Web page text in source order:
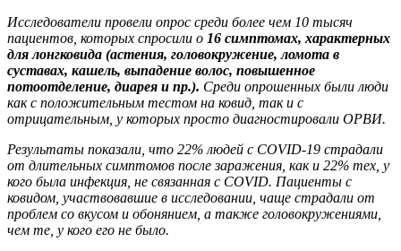
Исследователи провели опрос среди более чем 10 тысяч
пациентов, которых спросили о 16 симптомах, характерных
для лонгковида (астения, головокружение, ломота в
суставах, кашель, выпадение волос, повышенное
потоотделение, диарея и пр.). Среди опрошенных были люди
как с положительным тестом на ковид, так и с
отрицательным, у которых просто диагностировали ОРВИ.
Результаты показали, что 22% людей с COVID-19 страдали
от длительных симптомов после заражения, как и 22% тех, у
кого была инфекция, не связанная с COVID. Пациенты с
ковидом, участвовавшие в исследовании, чаще страдали от
проблем со вкусом и обонянием, а также головокружениями,
чем те, у кого его не было.